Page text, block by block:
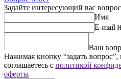
Задайте интересующий вас
Имя
E-mail
Ваш
Нажимая кнопку “задать вопрос”,
соглашаетесь с политикой
оферты